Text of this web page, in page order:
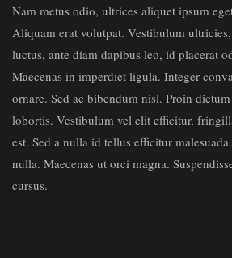
Nam metus odio, ultrices aliquet ipsum
Aliquam erat volutpat. Vestibulum
luctus, ante diam dapibus leo, id placerat
Maecenas in imperdiet ligula. Integer
ornare. Sed ac bibendum nisl. Proin
lobortis. Vestibulum vel elit efficitur,
est. Sed a nulla id tellus efficitur
nulla. Maecenas ut orci magna.
cursus.